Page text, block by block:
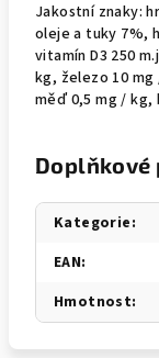
Jakostní znaky:
oleje a tuky 7%,
vitamín D3 250
kg, železo 10 mg
měď 0,5 mg / kg,
Doplňkové
Kategorie:
EAN:
Hmotnost: